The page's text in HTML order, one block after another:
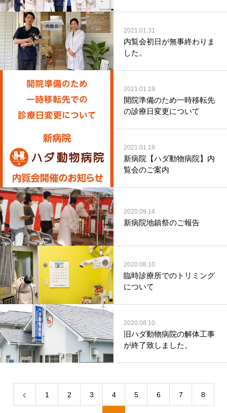
2021.01.31
内覧会初日が無事終わりま
した。
2021.01.19
開院準備のため一時移転先
の診療日変更について
2021.01.19
新病院【ハダ動物病院】内
覧会のご案内
2020.09.14
新病院地鎮祭のご報告
2020.08.10
臨時診療所でのトリミング
について
2020.08.10
旧ハダ動物病院の解体工事
が終了致しました。
1 2 3 4 5 6 7 8